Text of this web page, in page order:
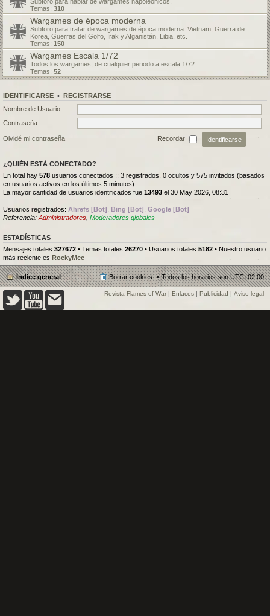
Temas: 310
Wargames de época moderna
Subforo para tratar de wargames de época moderna: Vietnam, Guerra de
Korea, Guerras del Golfo, Irak y Afganistán, Libia, etc.
Temas: 150
Wargames Escala 1/72
Todos los wargames, de cualquier periodo a escala 1/72
Temas: 52
IDENTIFICARSE • REGISTRARSE
Nombre de Usuario:
Contraseña:
Olvidé mi contraseña Recordar
¿QUIÉN ESTÁ CONECTADO?
En total hay 578 usuarios conectados :: 3 registrados, 0 ocultos y 575 invitados (basados
en usuarios activos en los últimos 5 minutos)
La mayor cantidad de usuarios identificados fue 13493 el 30 May 2026, 08:31
Usuarios registrados: Ahrefs [Bot] Bing [Bot] Google [Bot]
Referencia: Administradores Moderadores globales
ESTADÍSTICAS
Mensajes totales 327672 • Temas totales 26270 • Usuarios totales 5182 • Nuestro usuario
más reciente es RockyMcc
Índice general Todos los horarios sonUTC+02:00
Borrar cookies
Revista Flames of War | Enlaces | Publicidad | Aviso legal